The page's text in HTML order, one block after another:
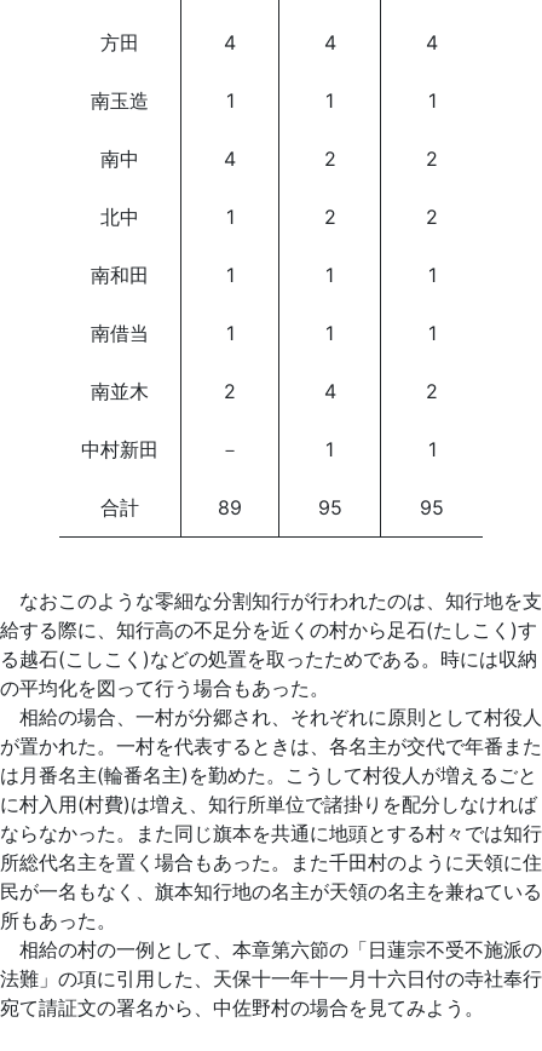
方田 4 4 4
南玉造 1 1 1
南中 4 2 2
北中 1 2 2
南和田 1 1 1
南借当 1 1 1
南並木 2 4 2
中村新田 － 1 1
合計 89 95 95
なおこのような零細な分割知行が行われたのは、知行地を支
給する際に、知行高の不足分を近くの村から足石(たしこく)す
る越石(こしこく)などの処置を取ったためである。時には収納
の平均化を図って行う場合もあった。
相給の場合、一村が分郷され、それぞれに原則として村役人
が置かれた。一村を代表するときは、各名主が交代で年番また
は月番名主(輪番名主)を勤めた。こうして村役人が増えるごと
に村入用(村費)は増え、知行所単位で諸掛りを配分しなければ
ならなかった。また同じ旗本を共通に地頭とする村々では知行
所総代名主を置く場合もあった。また千田村のように天領に住
民が一名もなく、旗本知行地の名主が天領の名主を兼ねている
所もあった。
相給の村の一例として、本章第六節の「日蓮宗不受不施派の
法難」の項に引用した、天保十一年十一月十六日付の寺社奉行
宛て請証文の署名から、中佐野村の場合を見てみよう。